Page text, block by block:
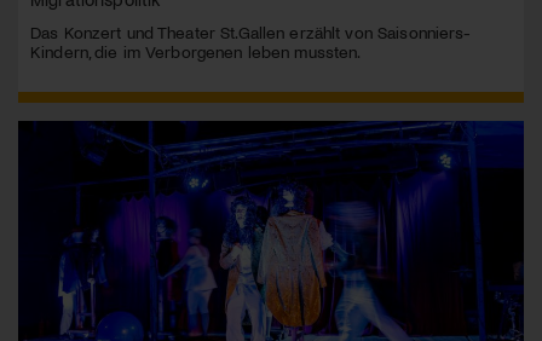
Das Konzert und Theater St.Gallen erzählt von Saisonniers-
Kindern, die im Verborgenen leben mussten.